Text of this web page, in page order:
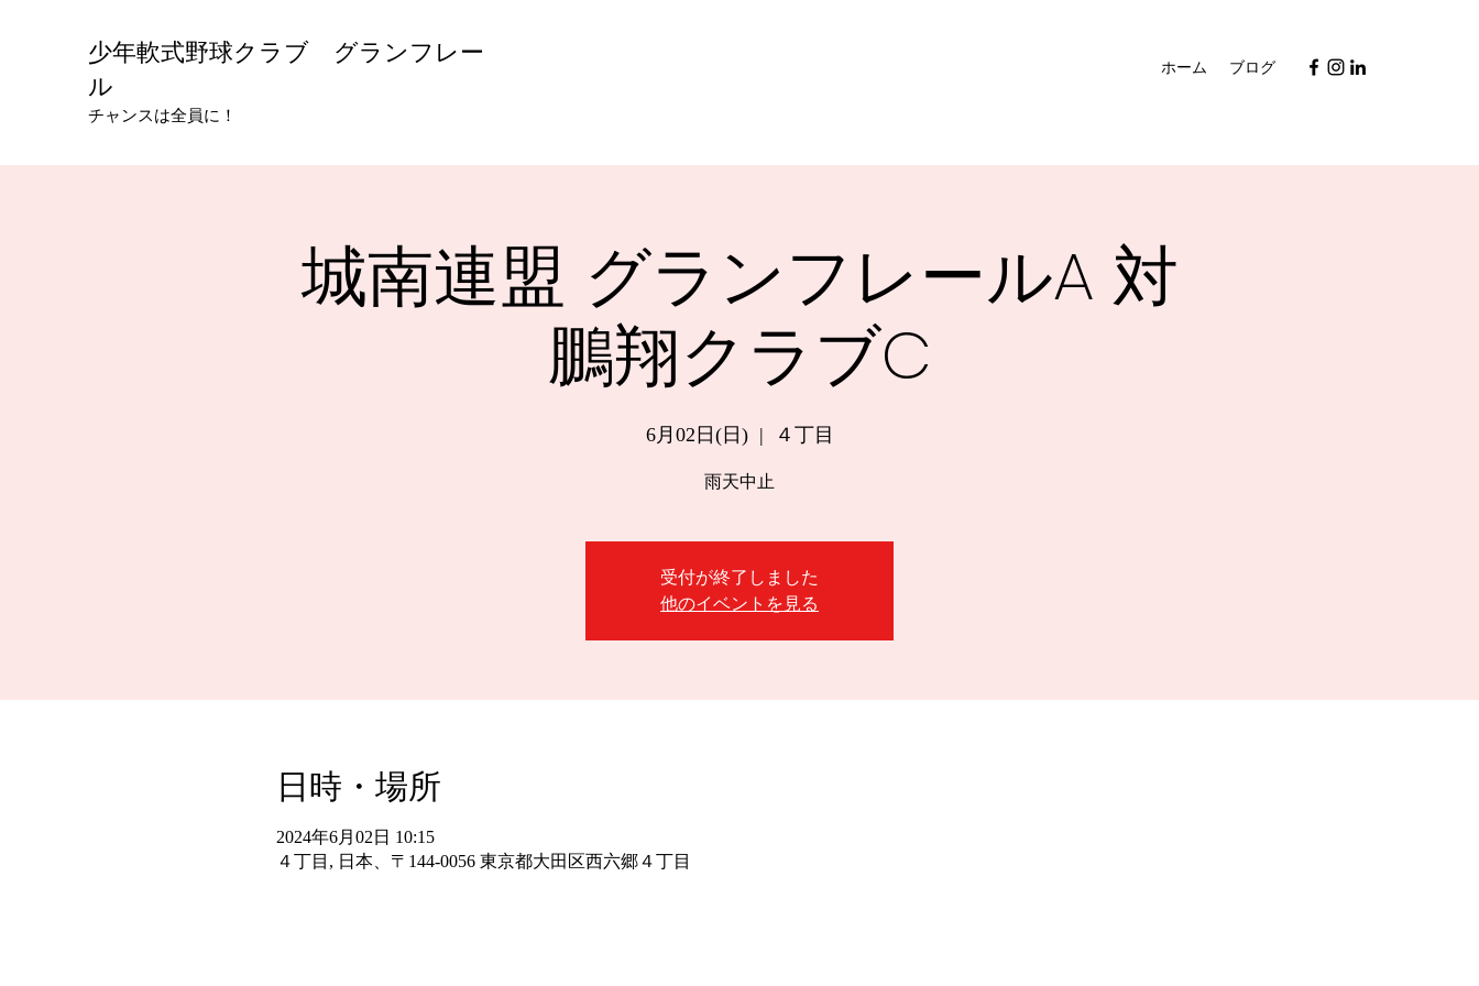
少年軟式野球クラブ グランフレー
ル
チャンスは全員に！
ホーム ブログ
城南連盟 グランフレールA 対
鵬翔クラブC
6月02日(日)
  |
４丁目
雨天中止
受付が終了しました
他のイベントを見る
日時・場所
2024年6月02日 10:15
４丁目, 日本、〒144-0056 東京都大田区西六郷４丁目